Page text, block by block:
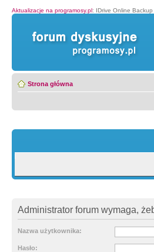
Aktualizacje na programosy.pl: IDrive Online Backup
Strona główna
Administrator forum wymaga,
Nazwa użytkownika:
Hasło: